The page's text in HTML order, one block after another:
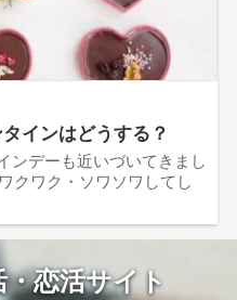
インはどうする？
ンデーも近いづいてきまし
クワク・ソワソワしてし
恋活サイト